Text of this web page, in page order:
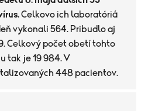
Celkovo ich laboratóriá
vykonali 564. Pribudlo aj
Celkový počet obetí tohto
tak je 19 984. V
448 pacientov.